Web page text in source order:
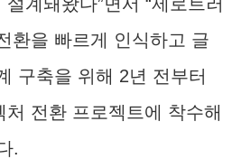
환을 빠르게 인식하고 글
구축을 위해 2년 전부터
전환 프로젝트에 착수해
.